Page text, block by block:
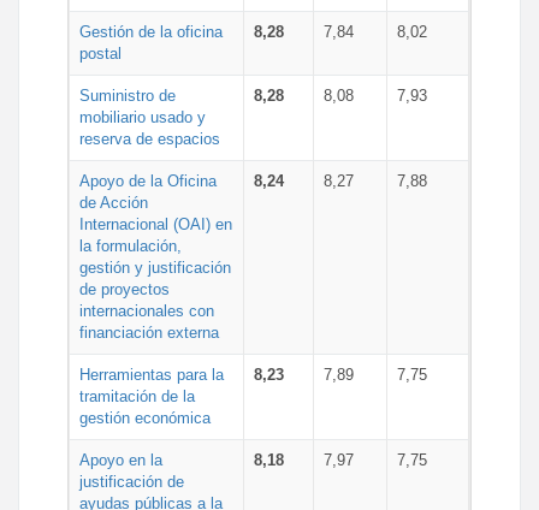
Gestión de la oficina
postal
8,28 7,84 8,02
Suministro de
mobiliario usado y
reserva de espacios
8,28 8,08 7,93
Apoyo de la Oficina
de Acción
Internacional (OAI) en
la formulación,
gestión y justificación
de proyectos
internacionales con
financiación externa
8,24 8,27 7,88
Herramientas para la
tramitación de la
gestión económica
8,23 7,89 7,75
Apoyo en la
justificación de
ayudas públicas a la
8,18 7,97 7,75